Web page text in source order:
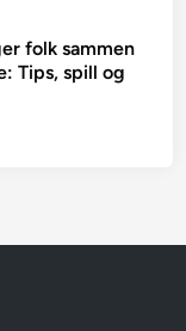
folk sammen
Tips, spill og